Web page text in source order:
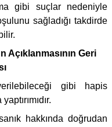
gibi suçlar nedeniyle
sağladığı takdirde
Açıklanmasının Geri
gibi hapis
hakkında doğrudan